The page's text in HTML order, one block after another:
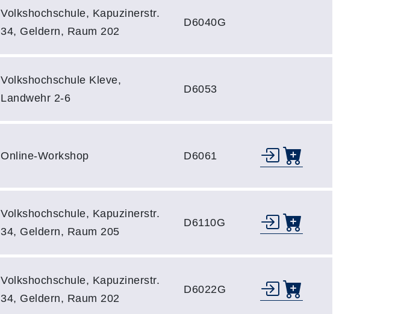
Volkshochschule, Kapuzinerstr.
34, Geldern, Raum 202
D6040G
Volkshochschule Kleve,
Landwehr 2-6
D6053
Online-Workshop D6061
Volkshochschule, Kapuzinerstr.
34, Geldern, Raum 205
D6110G
Volkshochschule, Kapuzinerstr.
34, Geldern, Raum 202
D6022G